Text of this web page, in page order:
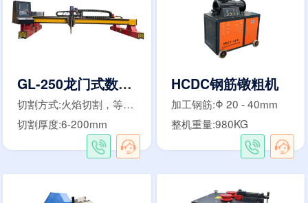
GL-250龙门式数控等离子切割机
切割方式:火焰切割，等离子切割
切割厚度:6-200mm
HCDC钢筋镦粗机
加工钢筋:Φ 20 - 40mm
整机重量:980KG